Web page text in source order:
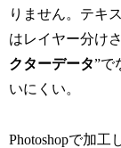
りません。テキ
はレイヤー分け
クターデータ”で
いにくい。
Photoshopで加工